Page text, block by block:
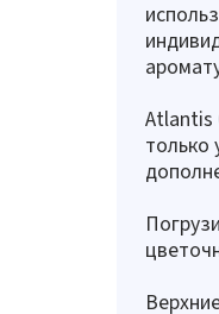
Atlantis
только